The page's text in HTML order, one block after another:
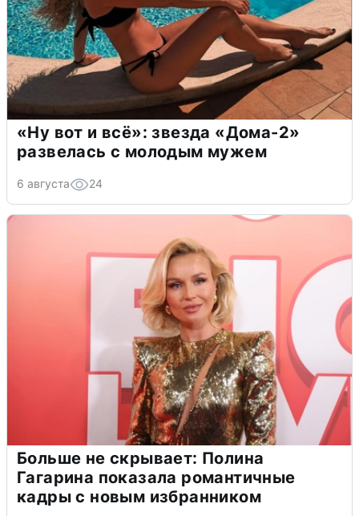
«Ну вот и всё»: звезда «Дома-2»
развелась с молодым мужем
6 августа 24
Больше не скрывает: Полина
Гагарина показала романтичные
кадры с новым избранником